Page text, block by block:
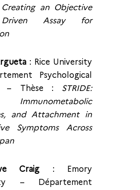
Creating an Objective
Assay for
: Rice University
Psychological
– Thèse : STRIDE:
Immunometabolic
and Attachment in
Symptoms Across
Craig : Emory
– Département